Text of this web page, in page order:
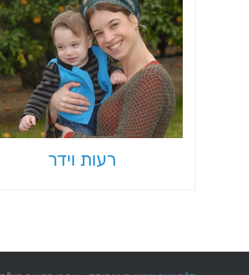
רעות וידר